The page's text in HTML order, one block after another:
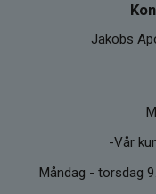
Jakobs
-Vår
Måndag - torsdag